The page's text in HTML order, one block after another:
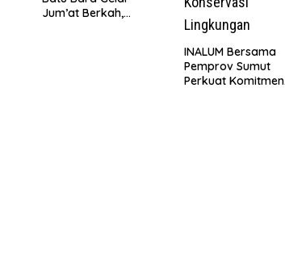
Jum’at Berkah,
INALUM Bersama
Pemprov Sumut
Perkuat Komitmen